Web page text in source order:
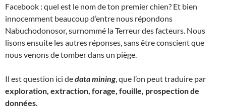
Facebook : quel est le nom de ton premier chien? Et bien
innocemment beaucoup d’entre nous répondons
Nabuchodonosor, surnommé la Terreur des facteurs. Nous
lisons ensuite les autres réponses, sans être conscient que
nous venons de tomber dans un piège.
Il est question ici dedata mining, que l’on peut traduire par
exploration, extraction, forage, fouille, prospection de
données.